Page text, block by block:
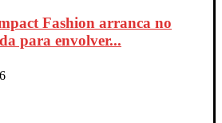
Fashion arranca no
para envolver...